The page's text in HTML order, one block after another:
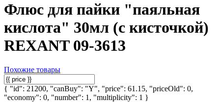
Флюс для пайки "паяльная
кислота" 30мл (с кисточкой)
REXANT 09-3613
Похожие товары
{ "id": 21200, "canBuy": "Y", "price": 61.15, "priceOld": 0,
"economy": 0, "number": 1, "multiplicity": 1 }